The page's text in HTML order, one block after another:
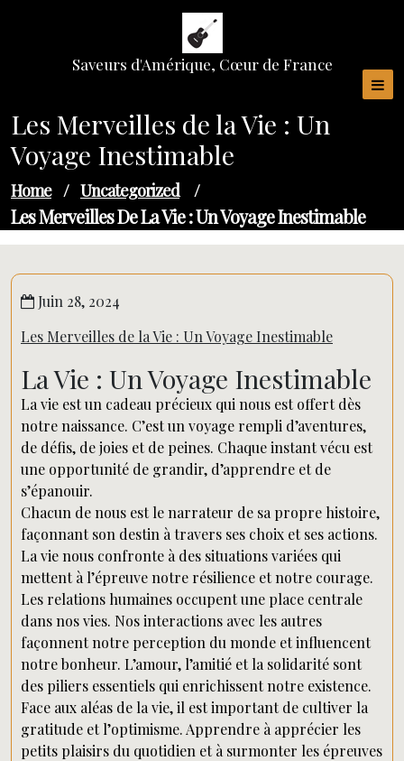
Saveurs d'Amérique, Cœur de France
Les Merveilles de la Vie : Un
Voyage Inestimable
Home / Uncategorized /
Les Merveilles De La Vie : Un Voyage Inestimable
Juin 28, 2024
Les Merveilles de la Vie : Un Voyage Inestimable
La Vie : Un Voyage Inestimable
La vie est un cadeau précieux qui nous est offert dès
notre naissance. C’est un voyage rempli d’aventures,
de défis, de joies et de peines. Chaque instant vécu est
une opportunité de grandir, d’apprendre et de
s’épanouir.
Chacun de nous est le narrateur de sa propre histoire,
façonnant son destin à travers ses choix et ses actions.
La vie nous confronte à des situations variées qui
mettent à l’épreuve notre résilience et notre courage.
Les relations humaines occupent une place centrale
dans nos vies. Nos interactions avec les autres
façonnent notre perception du monde et influencent
notre bonheur. L’amour, l’amitié et la solidarité sont
des piliers essentiels qui enrichissent notre existence.
Face aux aléas de la vie, il est important de cultiver la
gratitude et l’optimisme. Apprendre à apprécier les
petits plaisirs du quotidien et à surmonter les épreuves